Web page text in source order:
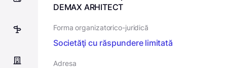
60
DEMAX ARHITECT
Forma organizatorico-juridică
Societăţi cu răspundere limitată
Adresa